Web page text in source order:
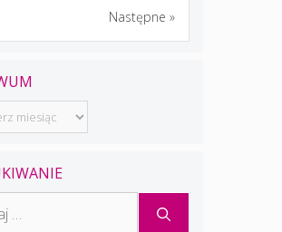
Następne »